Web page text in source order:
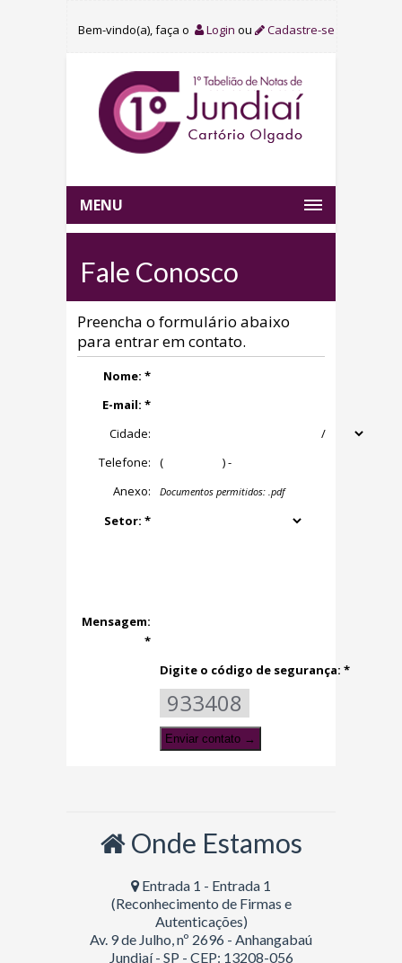
Bem-vindo(a), faça o Login ou Cadastre-se
MENU
Fale Conosco
Preencha o formulário abaixo
para entrar em contato.
Nome: *
E-mail: *
Cidade:
/
Telefone:
(
) -
Anexo:
Documentos permitidos: .pdf
Setor: *
Mensagem:
*
Digite o código de segurança: *
933408
Enviar contato →
Onde Estamos
Entrada 1 - Entrada 1
(Reconhecimento de Firmas e
Autenticações)
Av. 9 de Julho, nº 2696 - Anhangabaú
Jundiaí - SP - CEP: 13208-056